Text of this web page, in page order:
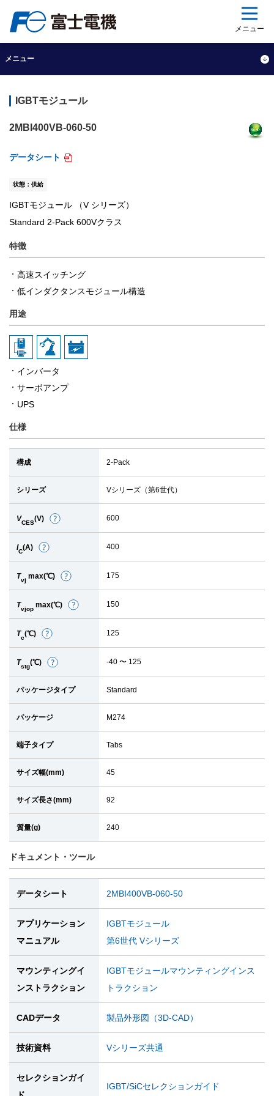
メニュー
メニュー
IGBTモジュール
2MBI400VB-060-50
データシート
状態：供給
IGBTモジュール （V シリーズ）
Standard 2-Pack 600Vクラス
特徴
高速スイッチング
低インダクタンスモジュール構造
用途
インバータ
サーボアンプ
UPS
仕様
構成 2-Pack
シリーズ Vシリーズ（第6世代）
VCES(V)
詳
細
600
IC(A)
詳
細
400
Tvj max(℃)
詳
細
175
Tvjop max(℃)
詳
細
150
Tc(℃)
詳
細
125
Tstg(℃)
詳
細
-40 〜 125
パッケージタイプ Standard
パッケージ M274
端子タイプ Tabs
サイズ幅(mm) 45
サイズ長さ(mm) 92
質量(g) 240
ドキュメント・ツール
データシート 2MBI400VB-060-50
アプリケーション
マニュアル
IGBTモジュール
第6世代 Vシリーズ
マウンティングイ
ンストラクション
IGBTモジュールマウンティングインス
トラクション
CADデータ 製品外形図（3D-CAD）
技術資料 Vシリーズ共通
セレクションガイ
IGBT/SiCセレクションガイド